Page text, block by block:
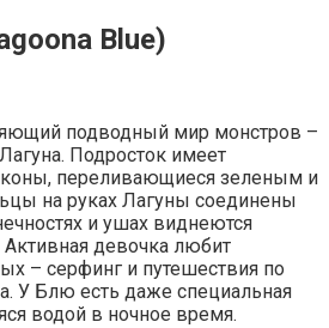
Blue)
подводный мир монстров –
Подросток имеет
переливающиеся зеленым и
на руках Лагуны соединены
и ушах виднеются
девочка любит
– серфинг и путешествия по
У Блю есть даже специальная
водой в ночное время.